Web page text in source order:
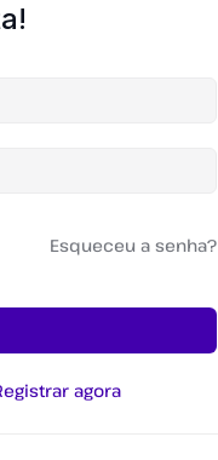
Esqueceu a senha?
agora